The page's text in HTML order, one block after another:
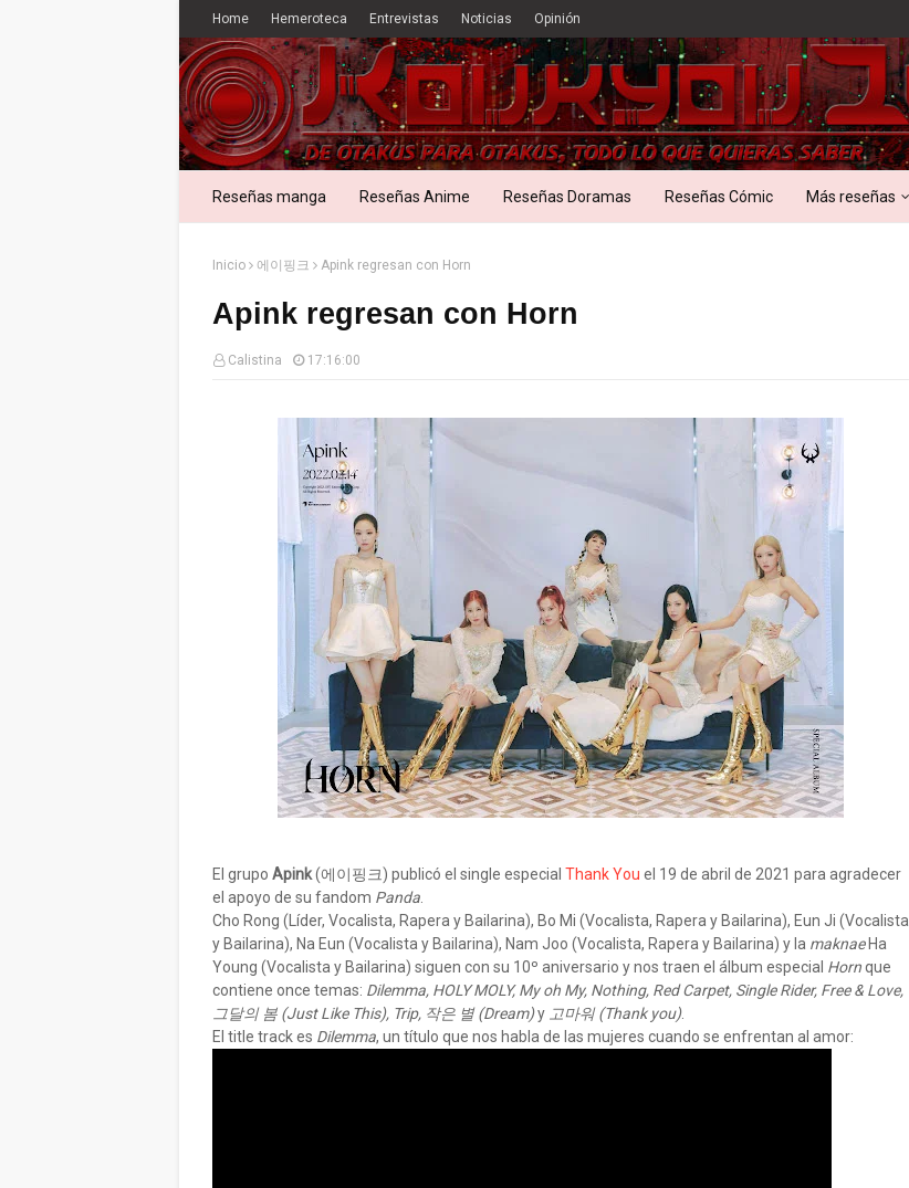
Home Hemeroteca Entrevistas Noticias Opinión
Reseñas manga Reseñas Anime Reseñas Doramas Reseñas Cómic Más reseñas
Inicio 에이핑크 Apink regresan con Horn
Apink regresan con Horn
Calistina 17:16:00
El grupo Apink(에이핑크) publicó el single especial Thank You el 19 de abril de 2021 para agradecer
el apoyo de su fandom Panda
Cho Rong (Líder, Vocalista, Rapera y Bailarina), Bo Mi (Vocalista, Rapera y Bailarina), Eun Ji (Vocalista
y Bailarina), Na Eun (Vocalista y Bailarina), Nam Joo (Vocalista, Rapera y Bailarina) y la maknaeHa
Young (Vocalista y Bailarina) siguen con su 10º aniversario y nos traen el álbum especial Hornque
contiene once temas: Dilemma, HOLY MOLY, My oh My, Nothing, Red Carpet, Single Rider, Free & Love,
그달의 봄 (Just Like This), Trip, 작은 별 (Dream)y 고마워 (Thank you).
El title track es Dilemma, un título que nos habla de las mujeres cuando se enfrentan al amor: